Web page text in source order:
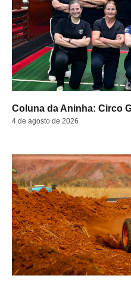
Coluna da Aninha: Circo
4 de agosto de 2026